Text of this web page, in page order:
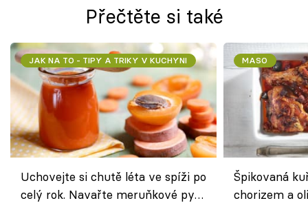
Přečtěte si také
JAK NA TO - TIPY A TRIKY V KUCHYNI
Uchovejte si chutě léta ve spíži po
celý rok. Navařte meruňkové pyré
MASO
Špikovaná
chorizem a